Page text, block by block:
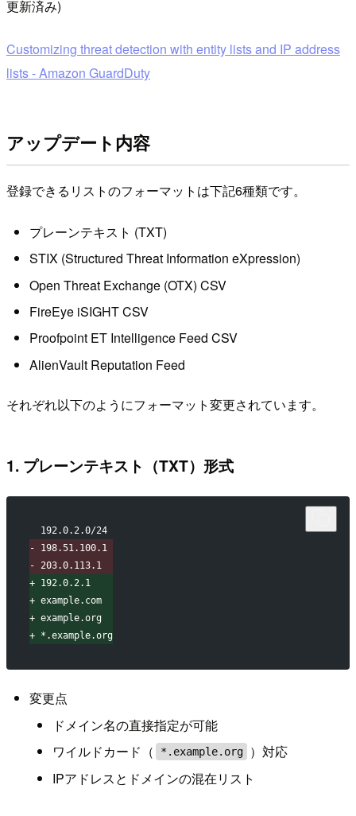
更新済み)
Customizing threat detection with entity lists and IP address
lists - Amazon GuardDuty
アップデート内容
登録できるリストのフォーマットは下記6種類です。
プレーンテキスト (TXT)
STIX (Structured Threat Information eXpression)
Open Threat Exchange (OTX) CSV
FireEye iSIGHT CSV
Proofpoint ET Intelligence Feed CSV
AlienVault Reputation Feed
それぞれ以下のようにフォーマット変更されています。
1. プレーンテキスト（TXT）形式
192.0.2.0/24
- 198.51.100.1
- 203.0.113.1
+ 192.0.2.1
+ example.com
+ example.org
+ *.example.org
変更点
ドメイン名の直接指定が可能
ワイルドカード（
*.example.org
）対応
IPアドレスとドメインの混在リスト